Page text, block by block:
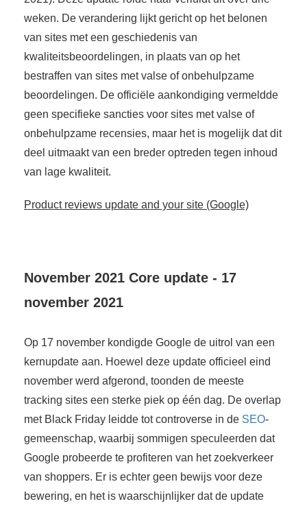
weken. De verandering lijkt gericht op het belonen
van sites met een geschiedenis van
kwaliteitsbeoordelingen, in plaats van op het
bestraffen van sites met valse of onbehulpzame
beoordelingen. De officiële aankondiging vermeldde
geen specifieke sancties voor sites met valse of
onbehulpzame recensies, maar het is mogelijk dat dit
deel uitmaakt van een breder optreden tegen inhoud
van lage kwaliteit.
Product reviews update and your site (Google)
November 2021 Core update - 17
november 2021
Op 17 november kondigde Google de uitrol van een
kernupdate aan. Hoewel deze update officieel eind
november werd afgerond, toonden de meeste
tracking sites een sterke piek op één dag. De overlap
met Black Friday leidde tot controverse in de SEO-
gemeenschap, waarbij sommigen speculeerden dat
Google probeerde te profiteren van het zoekverkeer
van shoppers. Er is echter geen bewijs voor deze
bewering, en het is waarschijnlijker dat de update